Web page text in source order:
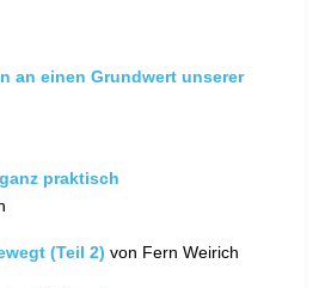
an einen Grundwert unserer
praktisch
(Teil 2) von Fern Weirich